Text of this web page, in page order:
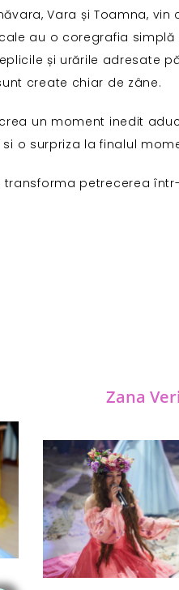
Vara și Toamna, vin
au o coregrafia simplă
și urările adresate
create chiar de zâne.
un moment inedit
o surpriza la finalul
transforma petrecerea
Zana